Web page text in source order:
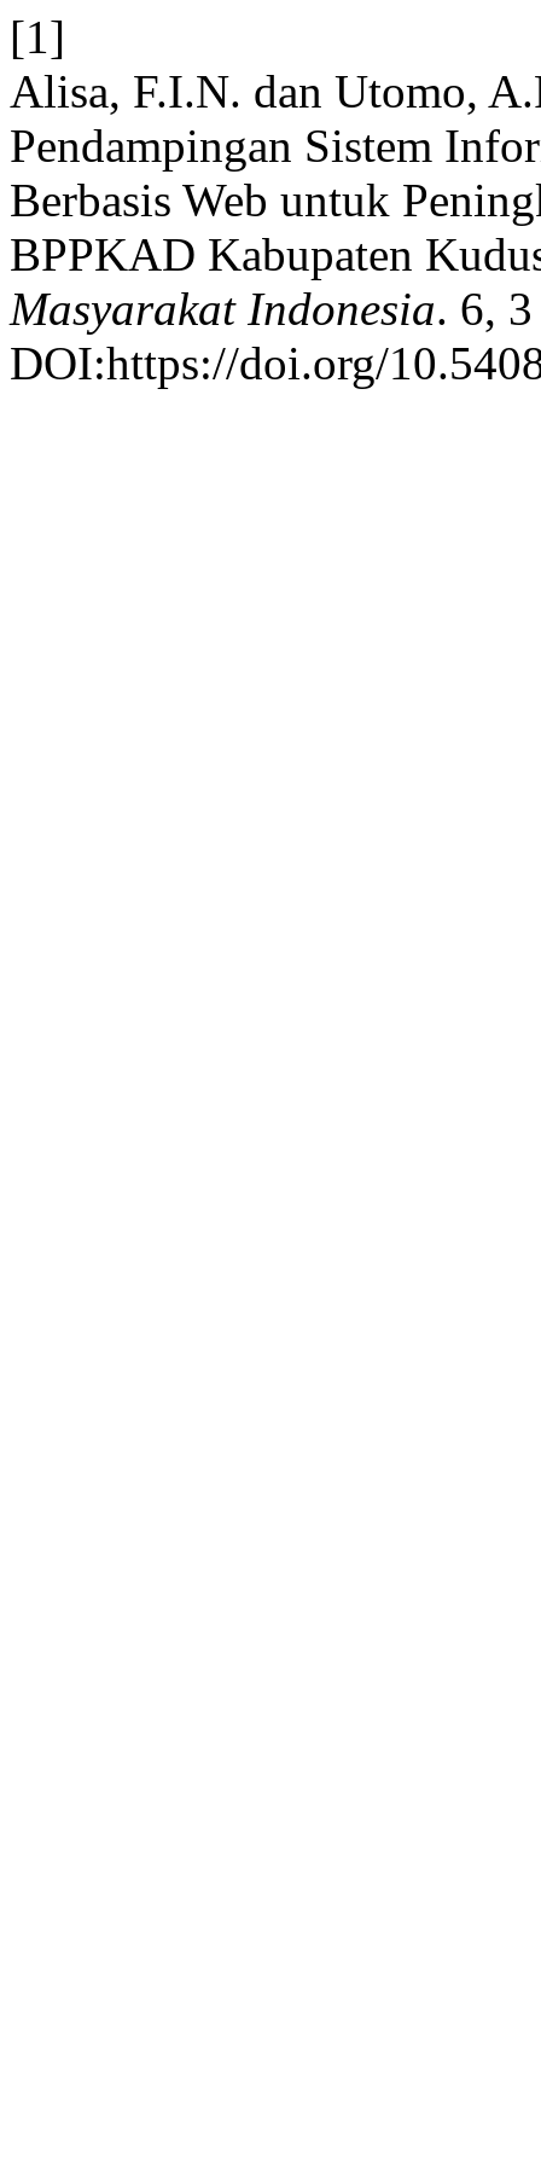
[1]
Alisa, F.I.N. dan Utomo,
Pendampingan Sistem
Berbasis Web untuk
BPPKAD Kabupaten
Masyarakat Indonesia. 6,
DOI:https://doi.org/